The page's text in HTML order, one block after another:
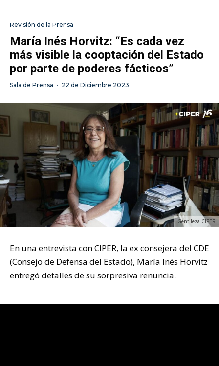
Revisión de la Prensa
María Inés Horvitz: “Es cada vez
más visible la cooptación del Estado
por parte de poderes fácticos”
Sala de Prensa · 22 de Diciembre 2023
Gentileza CIPER
En una entrevista con CIPER, la ex consejera del CDE
(Consejo de Defensa del Estado), María Inés Horvitz
entregó detalles de su sorpresiva renuncia.